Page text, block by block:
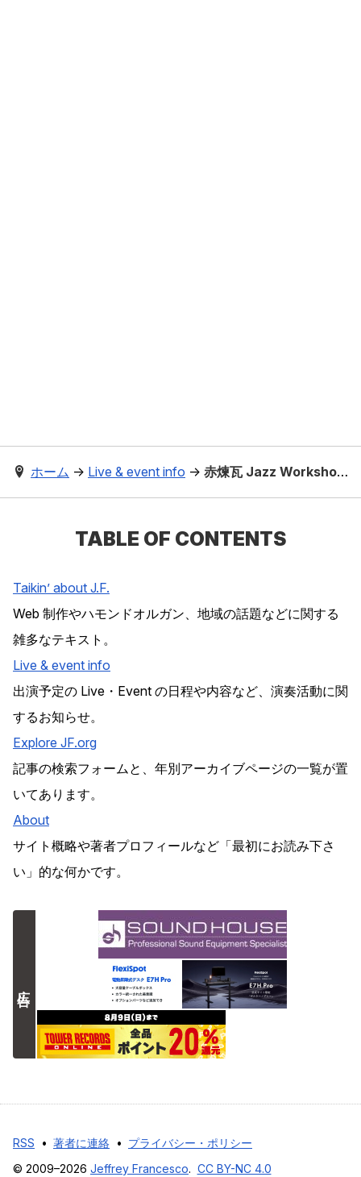
ホーム → Live & event info → 赤煉瓦 Jazz Workshop vol.41
TABLE OF CONTENTS
Taikin’ about J.F.
Web 制作やハモンドオルガン、地域の話題などに関する
雑多なテキスト。
Live & event info
出演予定の Live・Event の日程や内容など、演奏活動に関
するお知らせ。
Explore JF.org
記事の検索フォームと、年別アーカイブページの一覧が置
いてあります。
About
サイト概略や著者プロフィールなど「最初にお読み下さ
い」的な何かです。
RSS • 著者に連絡 • プライバシー・ポリシー
© 2009–2026 Jeffrey Francesco. CC BY-NC 4.0